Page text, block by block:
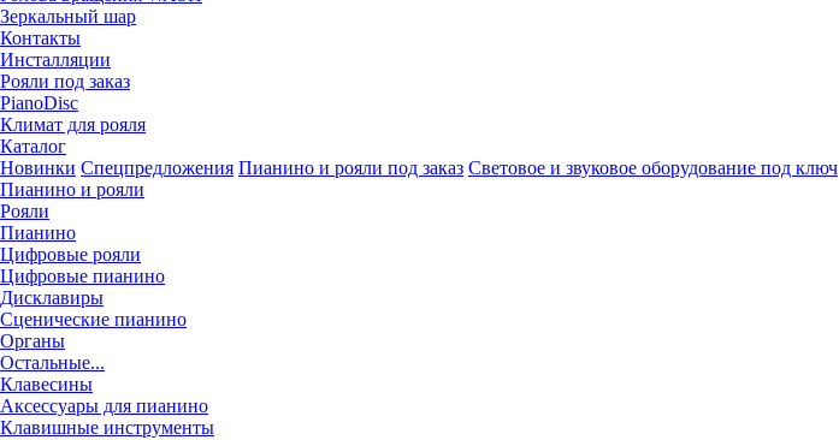
Зеркальный шар
Контакты
Инсталляции
Рояли под заказ
PianoDisc
Климат для рояля
Каталог
Новинки Спецпредложения Пианино и рояли под заказ Световое и звуковое оборудование под ключ
Пианино и рояли
Рояли
Пианино
Цифровые рояли
Цифровые пианино
Дисклавиры
Сценические пианино
Органы
Остальные...
Клавесины
Аксессуары для пианино
Клавишные инструменты